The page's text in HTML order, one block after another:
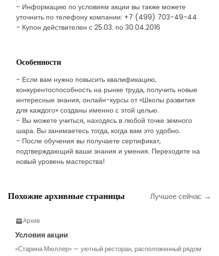
- Информацию по условиям акции вы также можете
уточнить по телефону компании: +7 (499) 703-49-44
- Купон действителен с 25.03. по 30.04.2016
Особенности
- Если вам нужно повысить квалификацию,
конкурентоспособность на рынке труда, получить новые
интересные знания, онлайн-курсы от «Школы развития
для каждого» созданы именно с этой целью.
- Вы можете учиться, находясь в любой точке земного
шара. Вы занимаетесь тогда, когда вам это удобно.
- После обучения вы получаете сертификат,
подтверждающий ваши знания и умения. Переходите на
новый уровень мастерства!
Похожие архивные страницы Лучшее сейчас →
Архив
Условия акции
«Старина Мюллер» — уютный ресторан, расположенный рядом